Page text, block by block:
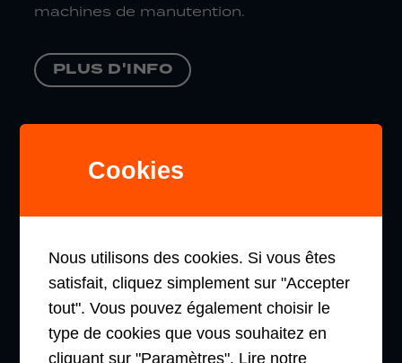
machines de manutention.
PLUS D'INFO
TRANSPALETTES
GERBEURS
PRÉPARATEUR DE COMMANDES
Cookies
Nous utilisons des cookies. Si vous êtes
satisfait, cliquez simplement sur "Accepter
tout". Vous pouvez également choisir le
type de cookies que vous souhaitez en
cliquant sur "Paramètres". Lire notre